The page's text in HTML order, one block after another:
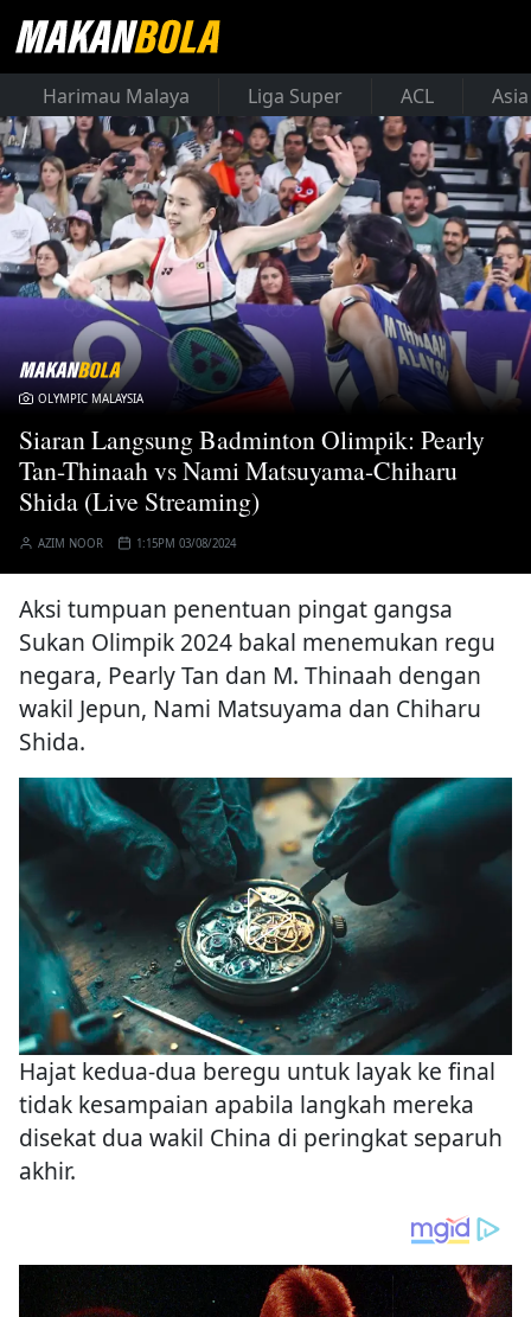
Harimau Malaya Liga Super ACL
OLYMPIC MALAYSIA
Siaran Langsung Badminton Olimpik: Pearly
Tan-Thinaah vs Nami Matsuyama-Chiharu
Shida (Live Streaming)
AZIM NOOR 1:15PM 03/08/2024
Aksi tumpuan penentuan pingat gangsa
Sukan Olimpik 2024 bakal menemukan regu
negara, Pearly Tan dan M. Thinaah dengan
wakil Jepun, Nami Matsuyama dan Chiharu
Shida.
Hajat kedua-dua beregu untuk layak ke final
tidak kesampaian apabila langkah mereka
disekat dua wakil China di peringkat separuh
akhir.